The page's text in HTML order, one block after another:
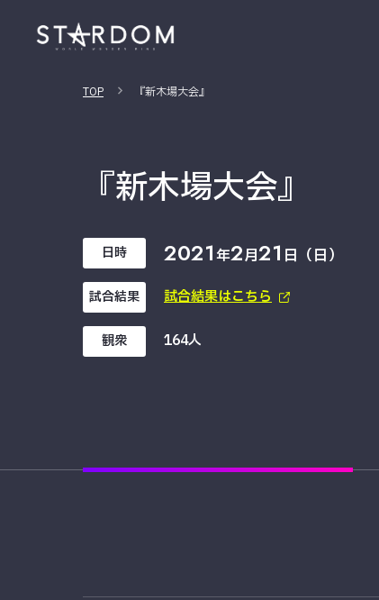
TOP 『新木場大会』
『新木場大会』
日時 2021年2月21 日（日）
試合結果 試合結果はこちら
観衆 164人